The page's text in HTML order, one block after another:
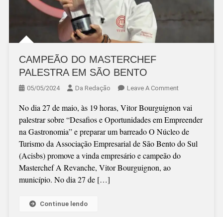
CAMPEÃO DO MASTERCHEF
PALESTRA EM SÃO BENTO
05/05/2024 Da Redação Leave A CommentOn
DO
MASTERCHEF
PALESTRA
EM
SÃO
No dia 27 de maio, às 19 horas, Vitor Bourguignon vai
palestrar sobre “Desafios e Oportunidades em Empreender
na Gastronomia” e preparar um barreado O Núcleo de
Turismo da Associação Empresarial de São Bento do Sul
(Acisbs) promove a vinda empresário e campeão do
Masterchef A Revanche, Vitor Bourguignon, ao
município. No dia 27 de […]
Continue lendo